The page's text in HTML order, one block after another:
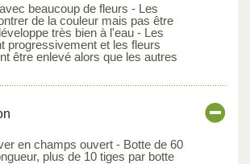
beaucoup de fleurs - Les
de la couleur mais pas être
très bien à l'eau - Les
progressivement et les fleurs
être enlevé alors que les autres
en champs ouvert - Botte de 60
plus de 10 tiges par botte